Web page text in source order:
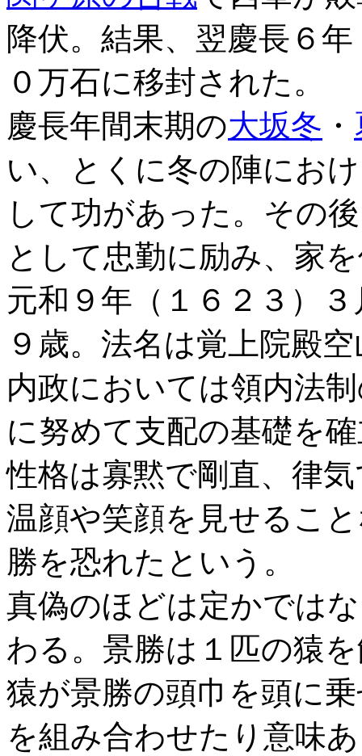
降伏。結果、翌慶長６
０万石に移封された。
慶長年間末期の大坂冬 ・
い、とくに冬の陣にお
して功があった。その
として忠勤に励み、家
元和９年（１６２３）
９歳。法名は覚上院殿
内政においては領内法
に努めて支配の基礎を
性格は寡黙で剛直、律
温顔や笑顔を見せるこ
勝を恐れたという。
真偽のほどは定かでは
わる。景勝は１匹の猿
猿が景勝の頭巾を頭に
を組み合わせたり意味